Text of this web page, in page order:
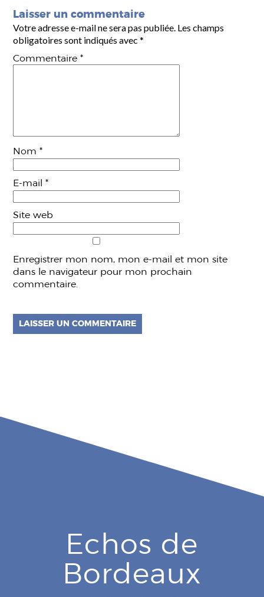
Laisser un commentaire
Votre adresse e-mail ne sera pas publiée. Les champs
obligatoires sont indiqués avec*
Commentaire*
Nom*
E-mail*
Site web
Enregistrer mon nom, mon e-mail et mon site
dans le navigateur pour mon prochain
commentaire.
Echos de
Bordeaux